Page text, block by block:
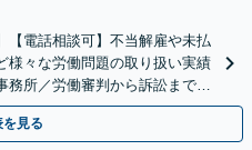
【電話相談可】不当解雇や未払
様々な労働問題の取り扱い実績
務所／労働審判から訴訟まで、
案」
見る